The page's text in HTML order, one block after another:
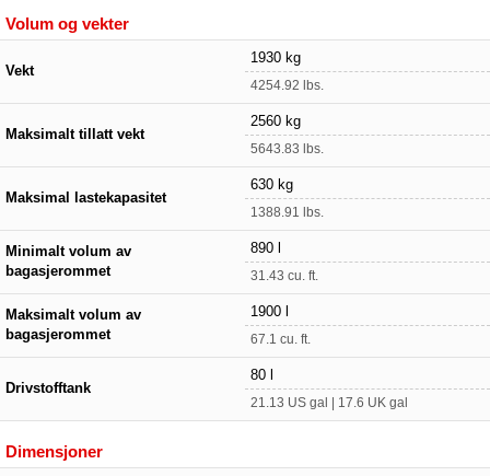
Volum og vekter
Vekt
1930 kg
4254.92 lbs.
Maksimalt tillatt vekt
2560 kg
5643.83 lbs.
Maksimal lastekapasitet
630 kg
1388.91 lbs.
Minimalt volum av
bagasjerommet
890 l
31.43 cu. ft.
Maksimalt volum av
bagasjerommet
1900 l
67.1 cu. ft.
Drivstofftank
80 l
21.13 US gal | 17.6 UK gal
Dimensjoner